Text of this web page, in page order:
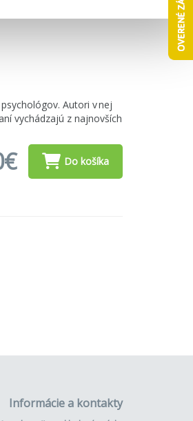
Autori v nej
vychádzajú z najnovších
Do košíka
Informácie a kontakty